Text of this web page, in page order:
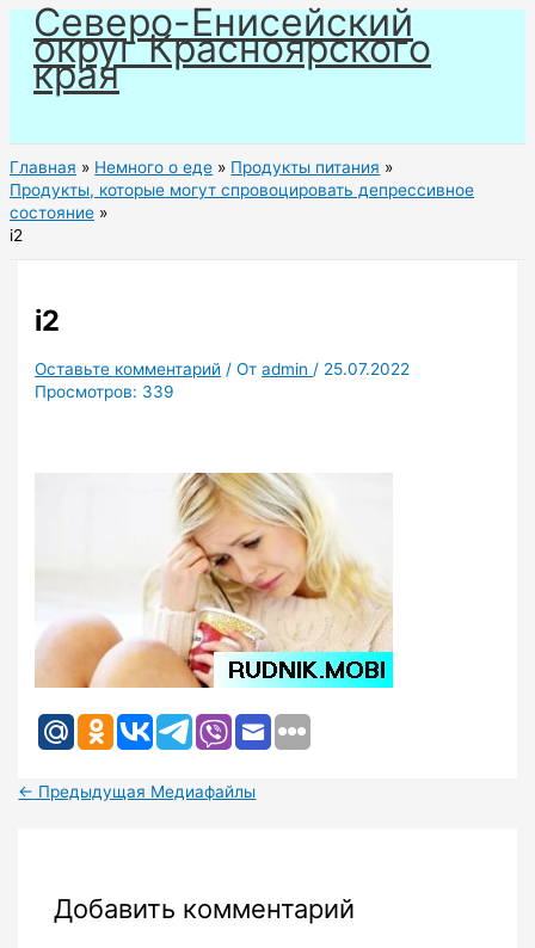
Перейти
содержимому
Северо-Енисейский
округ Красноярского
края
Главная Немного о еде
Продукты питания
Продукты, которые могут спровоцировать депрессивное
состояние
i2
i2
Оставьте комментарий / Отadmin / 25.07.2022
Просмотров: 339
← Предыдущая Медиафайлы
Добавить комментарий